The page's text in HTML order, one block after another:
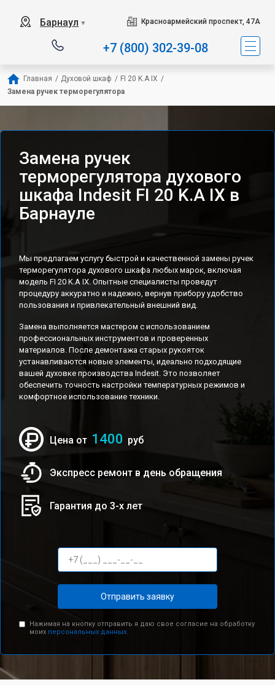
Барнаул ▼ Красноармейский проспект, 47А
+7 (800) 302-39-08
Главная / Духовой шкаф / FI 20 K.A IX /
Замена ручек терморегулятора
Замена ручек
терморегулятора духового
шкафа Indesit FI 20 K.A IX в
Барнауле
Мы предлагаем услугу быстрой и качественной замены ручек
терморегулятора духового шкафа любых марок, включая
модель FI 20 K.A IX. Опытные специалисты проведут
процедуру аккуратно и надежно, вернув прибору удобство
пользования и привлекательный внешний вид.
Замена выполняется мастером с использованием
профессиональных инструментов и проверенных
материалов. После демонтажа старых рукояток
устанавливаются новые элементы, идеально подходящие
вашей духовке производства Indesit. Это позволяет
обеспечить точность настройки температурных режимов и
комфортное использование техники.
Цена от 1400 руб
Экспресс ремонт в день обращения
Гарантия до 3-х лет
Отправить заявку
Нажимая на кнопку отправить я даю свое согласие на обработку
моих персональных данных.